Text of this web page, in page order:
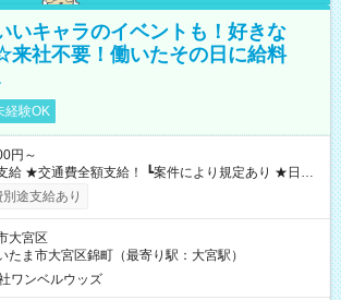
いキャラのイベントも！好きな
社不要！働いたその日に給料
経験OK
円～
規定あり ★日払
規定あり） ┗働いたその日に現金GET♪ お仕事後はコ
ら 日払い分を引き落とせます！ 【試用期間】試
途支給あり
大宮区
たま市大宮区錦町（最寄り駅：大宮駅）
ワンベルウッズ